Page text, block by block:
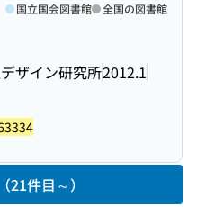
ザイン研究所2012.1
国立国会図書館 全国の図書館
21件目～）